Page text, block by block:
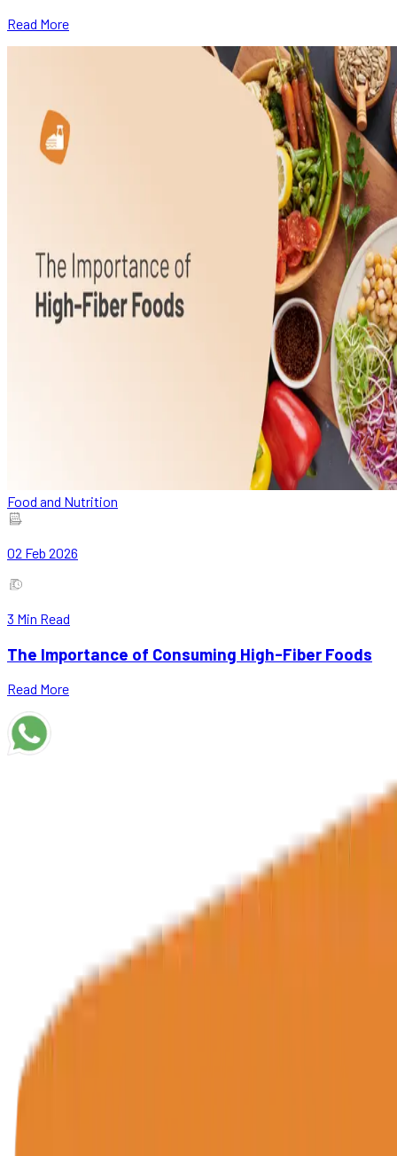
Read More
Food and Nutrition
02 Feb 2026
3 Min Read
The Importance of Consuming High-Fiber Foods
Read More